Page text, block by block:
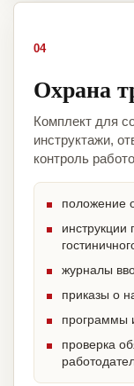
04
Охрана
Комплект для
инструктажи,
контроль
положение
журналы
приказы о
программы
проверка